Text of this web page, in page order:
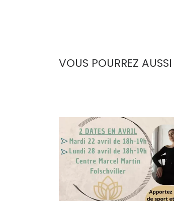
VOUS POURREZ AUSSI